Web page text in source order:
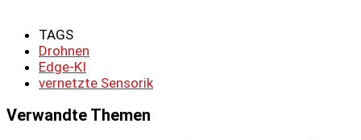
TAGS
Drohnen
Edge-KI
vernetzte Sensorik
Verwandte Themen